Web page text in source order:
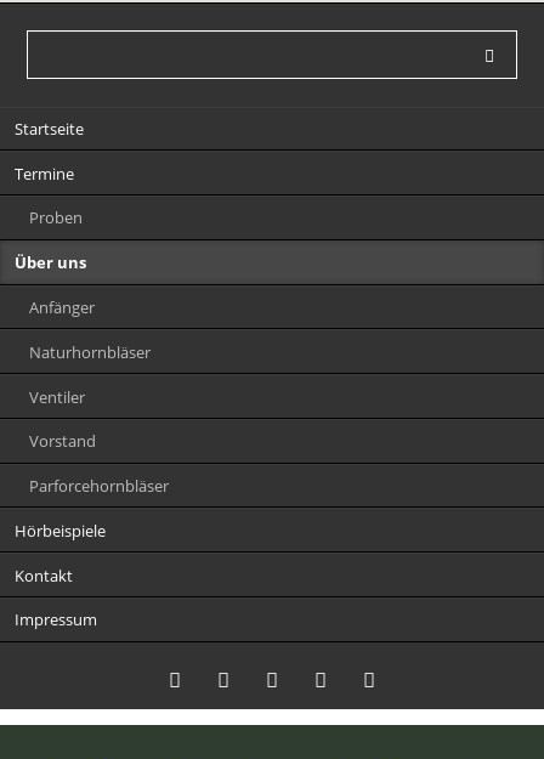
überspringen
Startseite
Termine
Proben
Über uns
Anfänger
Naturhornbläser
Ventiler
Vorstand
Parforcehornbläser
Hörbeispiele
Kontakt
Impressum